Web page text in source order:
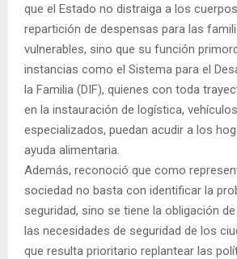
que el Estado no distraiga a los
repartición de despensas para las
vulnerables, sino que su función
instancias como el Sistema para el
la Familia (DIF), quienes con toda
en la instauración de logística,
especializados, puedan acudir a los
ayuda alimentaria.
Además, reconoció que como
sociedad no basta con identificar la
seguridad, sino se tiene la obligación
las necesidades de seguridad de los
que resulta prioritario replantear las